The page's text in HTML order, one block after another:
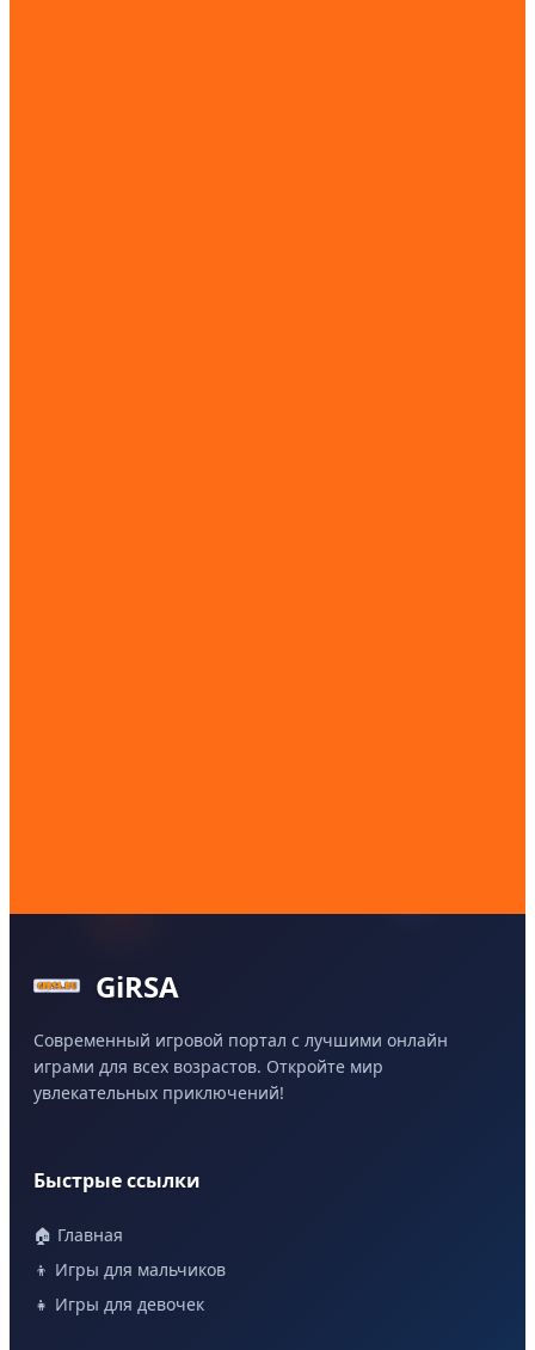
GiRSA
Современный игровой портал с лучшими онлайн
играми для всех возрастов. Откройте мир
увлекательных приключений!
Быстрые ссылки
🏠 Главная
👦 Игры для мальчиков
👧 Игры для девочек